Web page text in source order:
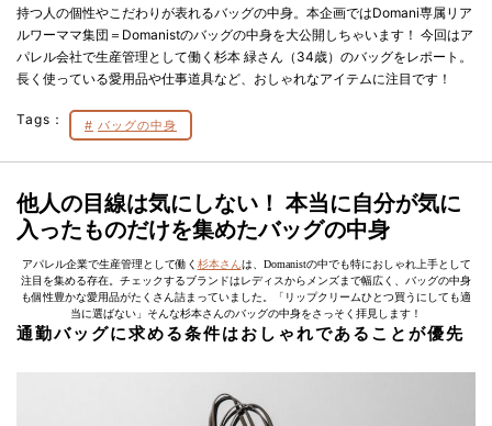
持つ人の個性やこだわりが表れるバッグの中身。本企画ではDomani専属リア
ルワーママ集団＝Domanistのバッグの中身を大公開しちゃいます！ 今回はア
パレル会社で生産管理として働く杉本 緑さん（34歳）のバッグをレポート。
長く使っている愛用品や仕事道具など、おしゃれなアイテムに注目です！
Tags： バッグの中身
他人の目線は気にしない！ 本当に自分が気に
入ったものだけを集めたバッグの中身
アパレル企業で生産管理として働く 杉本さん は、Domanistの中でも特におしゃれ上手として
注目を集める存在。チェックするブランドはレディスからメンズまで幅広く、バッグの中身
も個性豊かな愛用品がたくさん詰まっていました。「リップクリームひとつ買うにしても適
当に選ばない」そんな杉本さんのバッグの中身をさっそく拝見します！
通勤バッグに求める条件はおしゃれであることが優先